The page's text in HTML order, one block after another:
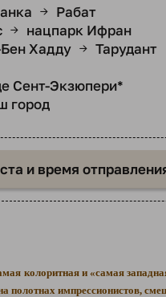
→ Рабат
→ нацпарк Ифран
Хадду → Тарудант
Сент-Экзюпери*
город
и время
колоритная и «самая
полотнах импрессионистов,